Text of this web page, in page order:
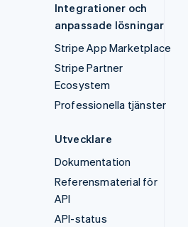
Integrationer och
anpassade lösningar
Stripe App Marketplace
Stripe Partner
Ecosystem
Professionella tjänster
Utvecklare
Dokumentation
Referensmaterial för
API
API-status